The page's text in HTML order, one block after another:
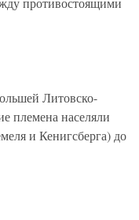
Литовско-
племена населяли
и Кенигсберга) до